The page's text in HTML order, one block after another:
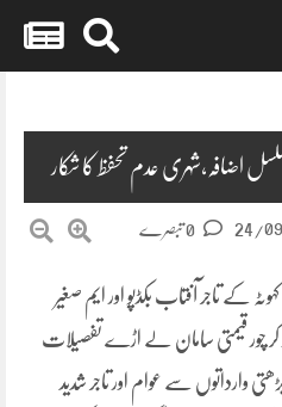
اضافہ،شہری عدم تحفظ کا شکار
24/
کے تاجر آفتاب بکڈپو اور ایم صغیر
چور قیمتی سامان لے اڑے تفصیلات
وارداتوں سے عوام اور تاجر شدید